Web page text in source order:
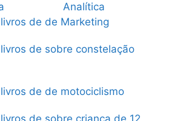
Analítica
de de Marketing
de sobre constelação
de de motociclismo